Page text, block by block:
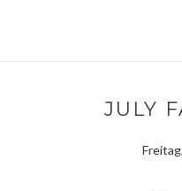
JULY